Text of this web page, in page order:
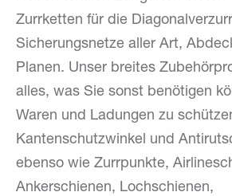
Zurrketten für die
Sicherungsnetze aller Art,
Planen. Unser breites
alles, was Sie sonst benötigen
Waren und Ladungen zu
Kantenschutzwinkel und
ebenso wie Zurrpunkte,
Ankerschienen, Lochschienen,